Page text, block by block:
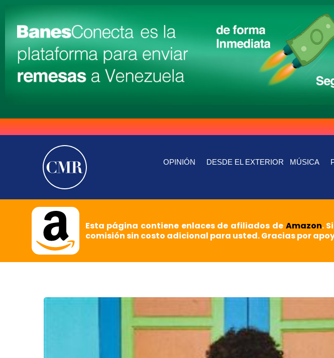
OPINIÓN DESDE EL EXTERIOR MÚSICA
Esta página contiene enlaces de afiliados de Amazon.
comisión sin costo adicional para usted. Gracias por